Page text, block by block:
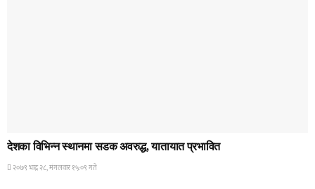
देशका विभिन्न स्थानमा सडक अवरुद्ध, यातायात प्रभावित
२०७९ भाद्र २८, मंगलवार १५:०९ गते